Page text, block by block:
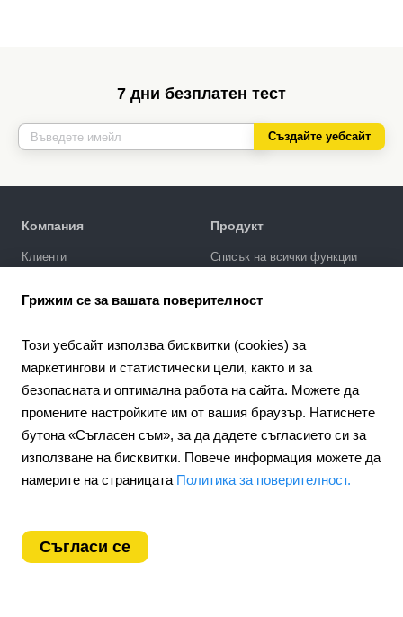
7 дни безплатен тест
Създайте уебсайт
Компания
Клиенти
Продукт
Списък на всички функции
SEO промотиране
Цени
Поддръжка
Портал за поддръжка
Напишете запитване
Партньорска програма
Грижим се за вашата поверителност
Този уебсайт използва бисквитки (cookies) за
маркетингови и статистически цели, както и за
безопасната и оптимална работа на сайта. Можете да
промените настройките им от вашия браузър. Натиснете
бутона «Съгласен съм», за да дадете съгласието си за
използване на бисквитки. Повече информация можете да
намерите на страницата Политика за поверителност.
Съгласи се